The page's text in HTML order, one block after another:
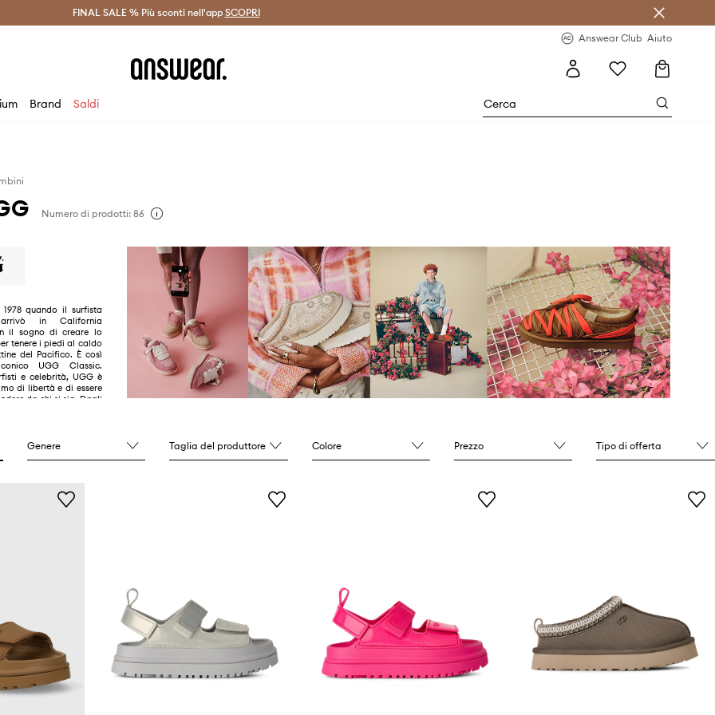
Answear Club > Spedizione entro 24 ore >
FINAL SALE % Più sconti nell'app SCOPRI
Answear Club Aiuto
Brand Saldi
Numero di prodotti: 86
quando il surfista
in California
il sogno di creare lo
tenere i piedi al caldo
del Pacifico. È così
UGG Classic.
e celebrità, UGG è
di libertà e di essere
da chi si sia. Dagli
le persone che lo
che rendono questo
Genere Taglia del produttore Colore Prezzo Tipo di offerta